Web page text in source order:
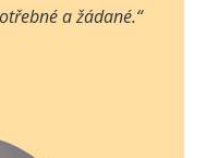
a žádané.“